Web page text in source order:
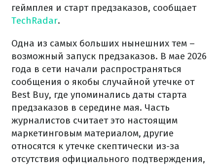
геймплея и старт предзаказов, сообщает
TechRadar.
Одна из самых больших нынешних тем –
возможный запуск предзаказов. В мае 2026
года в сети начали распространяться
сообщения о якобы случайной утечке от
Best Buy, где упоминались даты старта
предзаказов в середине мая. Часть
журналистов считает это настоящим
маркетинговым материалом, другие
относятся к утечке скептически из-за
отсутствия официального подтверждения,